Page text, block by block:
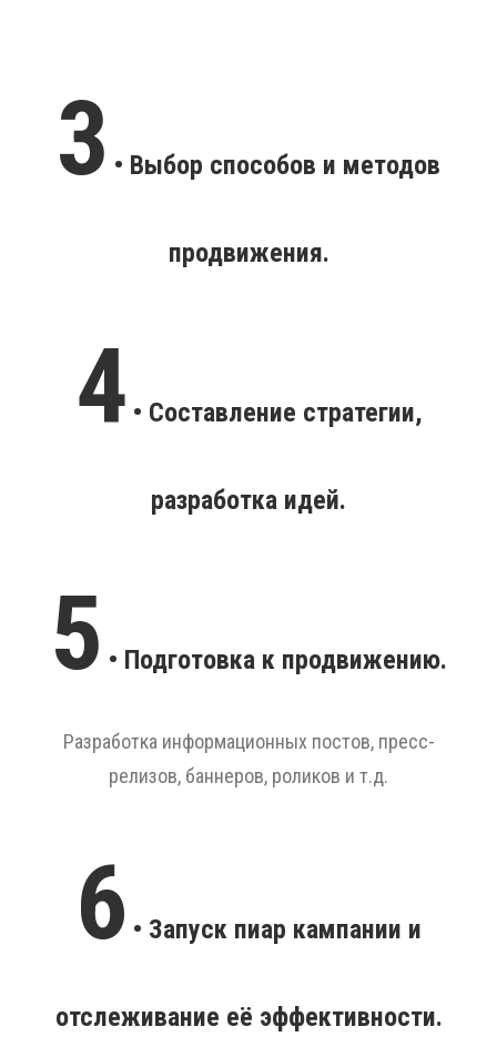
3 • Выбор способов и методов
продвижения.
4 • Составление стратегии,
разработка идей.
5 • Подготовка к продвижению.
Разработка информационных постов, пресс-
релизов, баннеров, роликов и т.д.
6 • Запуск пиар кампании и
отслеживание её эффективности.